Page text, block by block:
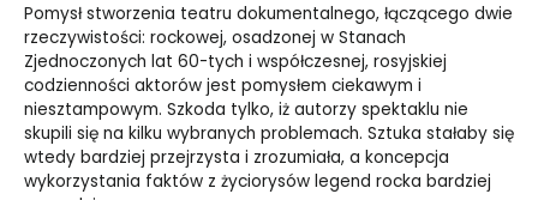
Pomysł stworzenia teatru dokumentalnego, łączącego dwie
rzeczywistości: rockowej, osadzonej w Stanach
Zjednoczonych lat 60-tych i współczesnej, rosyjskiej
codzienności aktorów jest pomysłem ciekawym i
niesztampowym. Szkoda tylko, iż autorzy spektaklu nie
skupili się na kilku wybranych problemach. Sztuka stałaby się
wtedy bardziej przejrzysta i zrozumiała, a koncepcja
wykorzystania faktów z życiorysów legend rocka bardziej